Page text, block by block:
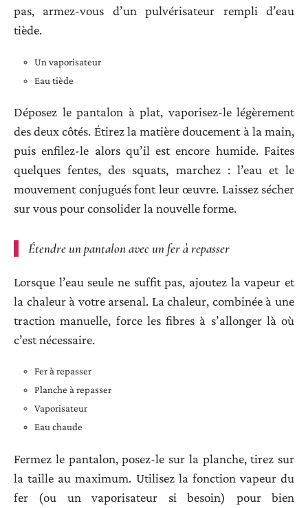
pas, armez-vous d’un pulvérisateur rempli d’eau
tiède.
Un vaporisateur
Eau tiède
Déposez le pantalon à plat, vaporisez-le légèrement
des deux côtés. Étirez la matière doucement à la main,
puis enfilez-le alors qu’il est encore humide. Faites
quelques fentes, des squats, marchez : l’eau et le
mouvement conjugués font leur œuvre. Laissez sécher
sur vous pour consolider la nouvelle forme.
Étendre un pantalon avec un fer à repasser
Lorsque l’eau seule ne suffit pas, ajoutez la vapeur et
la chaleur à votre arsenal. La chaleur, combinée à une
traction manuelle, force les fibres à s’allonger là où
c’est nécessaire.
Fer à repasser
Planche à repasser
Vaporisateur
Eau chaude
Fermez le pantalon, posez-le sur la planche, tirez sur
la taille au maximum. Utilisez la fonction vapeur du
fer (ou un vaporisateur si besoin) pour bien